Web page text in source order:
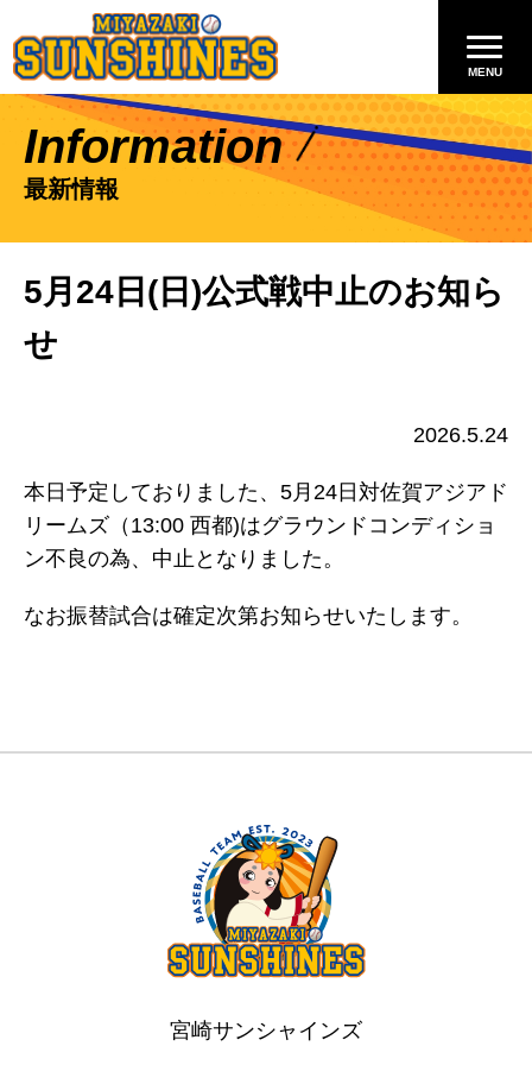
Information
最新情報
5月24日(日)公式戦中止のお知ら
せ
2026.5.24
本日予定しておりました、5月24日対佐賀アジアド
リームズ（13:00 西都)はグラウンドコンディショ
ン不良の為、中止となりました。
なお振替試合は確定次第お知らせいたします。
宮崎サンシャインズ